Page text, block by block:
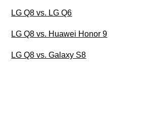
LG Q8 vs. LG Q6
LG Q8 vs. Huawei Honor 9
LG Q8 vs. Galaxy S8